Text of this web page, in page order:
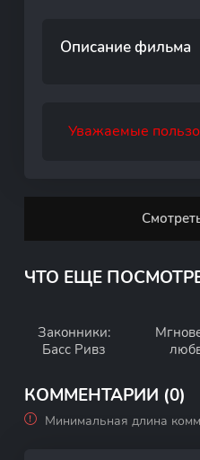
Описание фильма
Уважаемые
ЧТО ЕЩЕ
Законники:
Басс Ривз
КОММЕНТАРИИ (0)
Минимальная длина